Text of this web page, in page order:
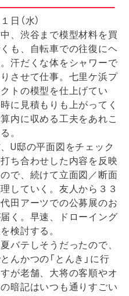
日（水）
、渋谷まで模型材料を買
も、自転車での往復にヘ
。汗だくな体をシャワーで
させて仕事。七里ケ浜プ
トの模型を仕上げてい
に見積もりも上がってく
内に収める工夫をあれこ
。
U邸の平面図をチェック
ち合わせした内容を反映
で、続けて立面図／断面
していく。友人から３３
田アーツでの公募展のお
く。早速、ドローイング
検討する。
バテしそうだったので、
んかつの「とんき」に行
が老舗、大将の客順やオ
暗記はいつも通りすごい